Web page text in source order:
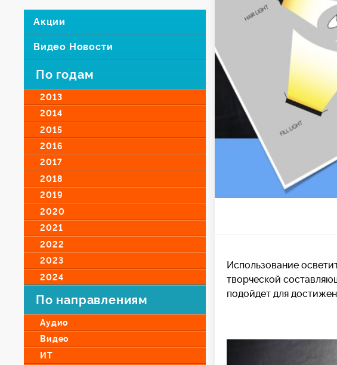
Акции
Видео Новости
По годам
2013
2014
2015
2016
2017
2018
2019
2020
2021
2022
2023
2024
По направлениям
Аудио
Видео
ИТ
Использование
творческой
подойдет для